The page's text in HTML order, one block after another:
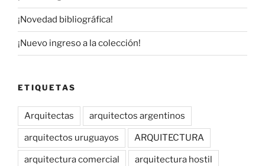
¡Novedad bibliográfica!
¡Nuevo ingreso a la colección!
ETIQUETAS
Arquitectas arquitectos argentinos
arquitectos uruguayos ARQUITECTURA
arquitectura comercial arquitectura hostil